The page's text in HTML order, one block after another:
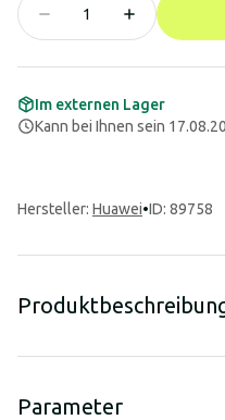
Im externen Lager
Kann bei Ihnen sein
Hersteller: Huawei•ID: 89758
Parameter